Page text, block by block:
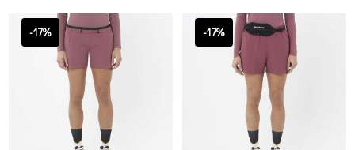
-17% -17%